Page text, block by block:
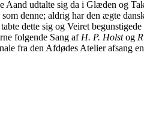
Aand udtalte sig da i Glæden og
denne; aldrig har den ægte
dette sig og Veiret
folgende Sang af H. P. Holstog
fra den Afdødes Atelier afsang